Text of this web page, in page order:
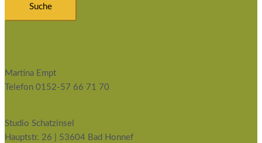
Martina Empt
Telefon 0152-57 66 71 70
Studio Schatzinsel
Hauptstr. 26 | 53604 Bad Honnef